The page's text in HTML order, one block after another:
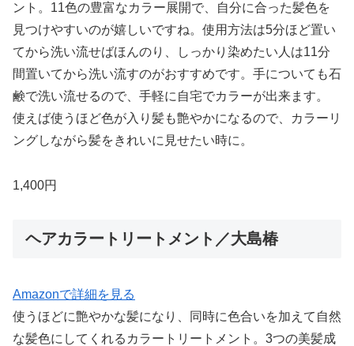
ント。11色の豊富なカラー展開で、自分に合った髪色を
見つけやすいのが嬉しいですね。使用方法は5分ほど置い
てから洗い流せばほんのり、しっかり染めたい人は11分
間置いてから洗い流すのがおすすめです。手についても石
鹸で洗い流せるので、手軽に自宅でカラーが出来ます。
使えば使うほど色が入り髪も艶やかになるので、カラーリ
ングしながら髪をきれいに見せたい時に。
1,400円
ヘアカラートリートメント／大島椿
Amazonで詳細を見る
使うほどに艶やかな髪になり、同時に色合いを加えて自然
な髪色にしてくれるカラートリートメント。3つの美髪成